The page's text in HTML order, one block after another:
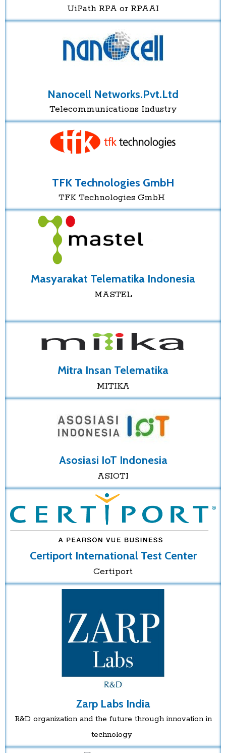
UiPath RPA or RPAAI
Nanocell Networks.Pvt.Ltd
Telecommunications Industry
TFK Technologies GmbH
TFK Technologies GmbH
Masyarakat Telematika Indonesia
MASTEL
Mitra Insan Telematika
MITIKA
Asosiasi IoT Indonesia
ASIOTI
Certiport International Test Center
Certiport
Zarp Labs India
R&D organization and the future through innovation in
technology